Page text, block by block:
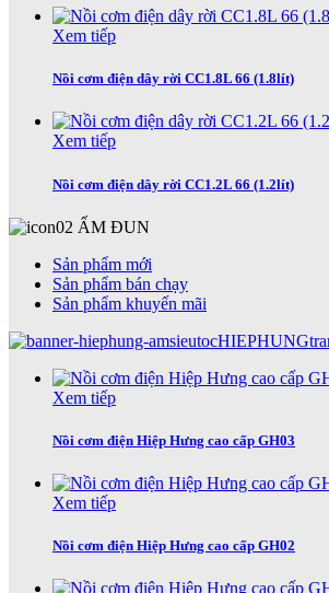
Xem tiếp
Nồi cơm điện dây rời CC1.8L 66 (1.8lít)
Xem tiếp
Nồi cơm điện dây rời CC1.2L 66 (1.2lít)
ẤM ĐUN
Sản phẩm mới
Sản phẩm bán chạy
Sản phẩm khuyến mãi
Xem tiếp
Nồi cơm điện Hiệp Hưng cao cấp GH03
Xem tiếp
Nồi cơm điện Hiệp Hưng cao cấp GH02